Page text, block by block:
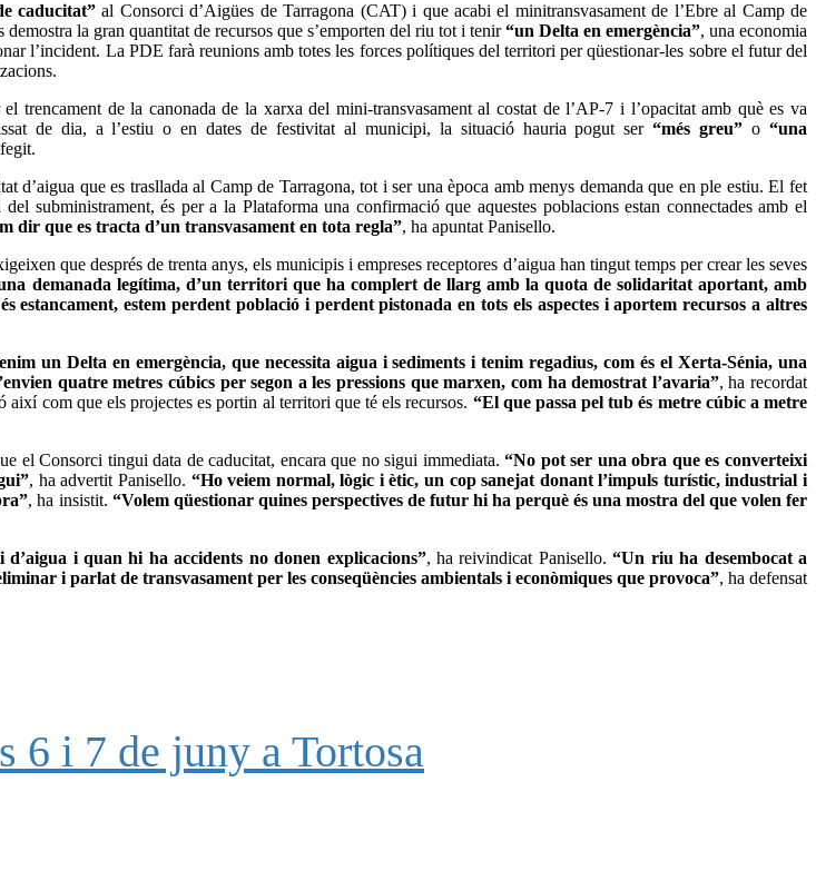
caducitat” al Consorci d’Aigües de Tarragona (CAT) i que acabi el minitransvasament de l’Ebre al Camp de
la gran quantitat de recursos que s’emporten del riu tot i tenir“un Delta en emergència”, una economia
l’incident. La PDE farà reunions amb totes les forces polítiques del territori per qüestionar-les sobre el futur del
trencament de la canonada de la xarxa del mini-transvasament al costat de l’AP-7 i l’opacitat amb què es va
de dia, a l’estiu o en dates de festivitat al municipi, la situació hauria pogut ser“més greu” o“una
que es trasllada al Camp de Tarragona, tot i ser una època amb menys demanda que en ple estiu. El fet
subministrament, és per a la Plataforma una confirmació que aquestes poblacions estan connectades amb el
dir que es tracta d’un transvasament en tota regla”, ha apuntat Panisello.
que després de trenta anys, els municipis i empreses receptores d’aigua han tingut temps per crear les seves
demanada legítima, d’un territori que ha complert de llarg amb la quota de solidaritat aportant, amb
estem perdent població i perdent pistonada en tots els aspectes i aportem recursos a altres
un Delta en emergència, que necessita aigua i sediments i tenim regadius, com és el Xerta-Sénia, una
quatre metres cúbics per segon a les pressions que marxen, com ha demostrat l’avaria”, ha recordat
com que els projectes es portin al territori que té els recursos. “El que passa pel tub és metre cúbic a metre
el Consorci tingui data de caducitat, encara que no sigui immediata.“No pot ser una obra que es converteixi
, ha advertit Panisello. “Ho veiem normal, lògic i ètic, un cop sanejat donant l’impuls turístic, industrial i
, ha insistit. “Volem qüestionar quines perspectives de futur hi ha perquè és una mostra del que volen fer
d’aigua i quan hi ha accidents no donen explicacions”, ha reivindicat Panisello.“Un riu ha desembocat a
i parlat de transvasament per les conseqüències ambientals i econòmiques que provoca”, ha defensat
6 i 7 de juny a Tortosa